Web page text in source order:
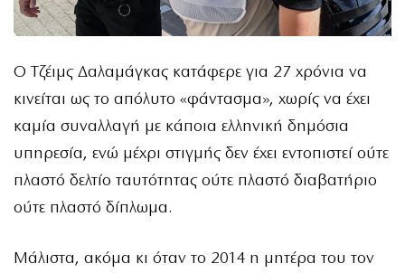
Ο Τζέιμς Δαλαμάγκας κατάφερε για 27 χρόνια να
κινείται ως το απόλυτο «φάντασμα», χωρίς να έχει
καμία συναλλαγή με κάποια ελληνική δημόσια
υπηρεσία, ενώ μέχρι στιγμής δεν έχει εντοπιστεί ούτε
πλαστό δελτίο ταυτότητας ούτε πλαστό διαβατήριο
ούτε πλαστό δίπλωμα.
Μάλιστα, ακόμα κι όταν το 2014 η μητέρα του τον